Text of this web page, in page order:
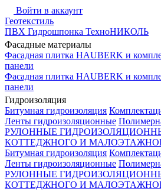
Войти в аккаунт
Геотекстиль
ПВХ Гидрошпонка ТехноНИКОЛЬ
Фасадные материалы
Фасадная плитка HAUBERK и
панели
Фасадная плитка HAUBERK и
панели
Гидроизоляция
Битумная гидроизоляция
Ленты гидроизоляционные
РУЛОННЫЕ
КОТТЕДЖНОГО И
Битумная гидроизоляция
Ленты гидроизоляционные
РУЛОННЫЕ
КОТТЕДЖНОГО И